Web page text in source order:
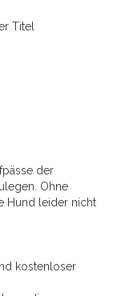
Titel
der
Ohne
Hund leider nicht
kostenloser